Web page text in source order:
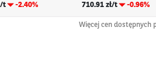
t
-2.40%
710.91 zł/t
-0.96%
Więcej cen dostępnych